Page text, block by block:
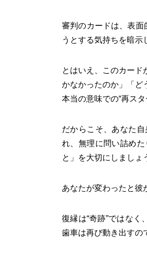
審判のカードは、表面
うとする気持ちを暗示
とはいえ、このカー
かなかったのか」「
本当の意味での“再スタ
だからこそ、あなた
れ、無理に問い詰め
と」を大切にしましょ
あなたが変わったと彼
復縁は“奇跡”ではなく
歯車は再び動き出すの